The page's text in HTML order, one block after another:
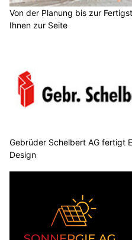
Von der Planung bis zur
Ihnen zur Seite
Gebrüder Schelbert AG fertigt
Design